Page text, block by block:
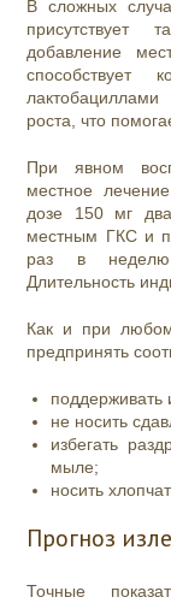
В сложных
присутствует
добавление
способствует
роста, что
При явном
местное
дозе 150 мг
местным ГКС и
раз в неделю
Длительность
Как и при любом
предпринять
поддерживать
не носить
избегать
мыле;
носить
Прогноз
Точные